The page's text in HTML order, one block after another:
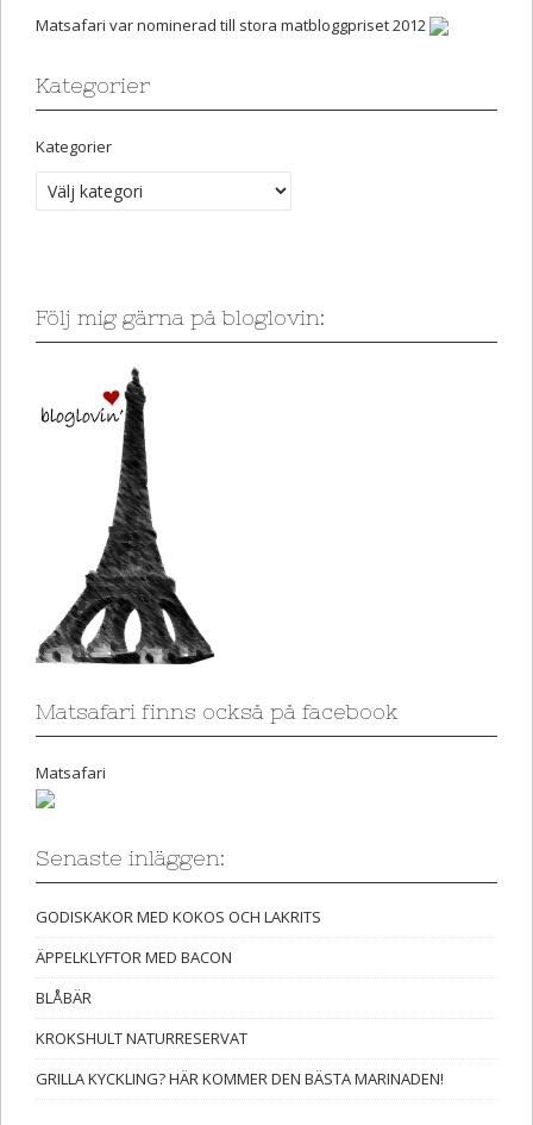
Matsafari var nominerad till stora matbloggpriset 2012
Kategorier
Kategorier
Följ mig gärna på bloglovin:
Matsafari finns också på facebook
Matsafari
Senaste inläggen:
GODISKAKOR MED KOKOS OCH LAKRITS
ÄPPELKLYFTOR MED BACON
BLÅBÄR
KROKSHULT NATURRESERVAT
GRILLA KYCKLING? HÄR KOMMER DEN BÄSTA MARINADEN!